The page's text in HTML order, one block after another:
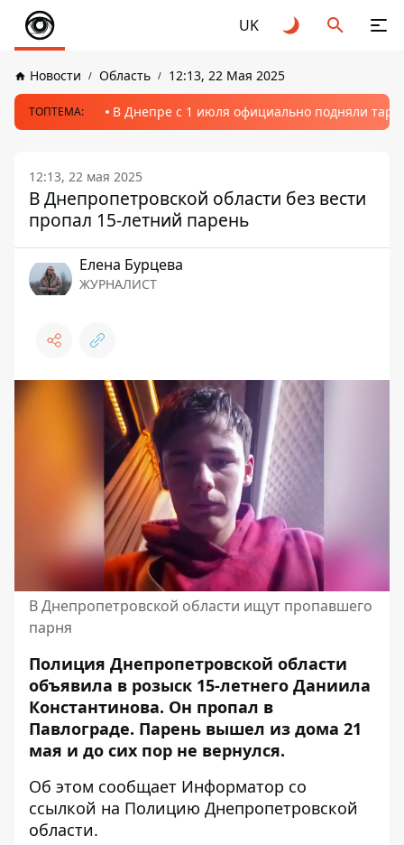
UK
Новости Область 12:13, 22 Мая 2025
ТОПТЕМА: В Днепре с 1 июля официально подняли
12:13, 22 мая 2025
В Днепропетровской области без вести
пропал 15-летний парень
Елена Бурцева
ЖУРНАЛИСТ
В Днепропетровской области ищут пропавшего
парня
Полиция Днепропетровской области
объявила в розыск 15-летнего Даниила
Константинова. Он пропал в
Павлограде. Парень вышел из дома 21
мая и до сих пор не вернулся.
Об этом сообщает Информатор со
ссылкой на Полицию Днепропетровской
области.